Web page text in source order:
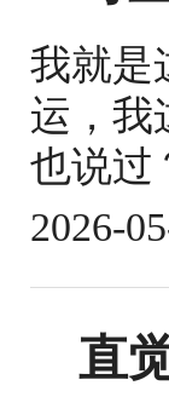
我就是
运，我
也说过
2026-
直